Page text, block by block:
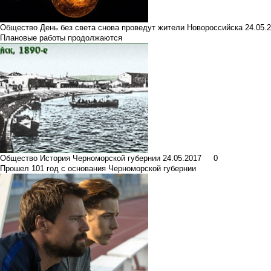
Общество День без света снова проведут жители Новороссийска
Плановые работы продолжаются
Общество История Черноморской губернии 24.05.2017
0
Прошел 101 год с основания Черноморской губернии